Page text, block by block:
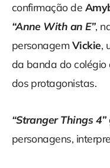
confirmação de
“Anne With an E”,
personagemVickie,
da banda do colégio
dos protagonistas.
“Stranger Things 4”
personagens,